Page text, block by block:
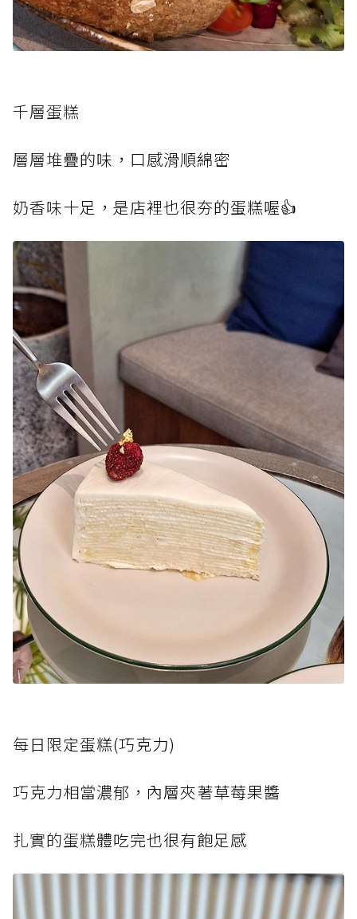
千層蛋糕
層層堆疊的味，口感滑順綿密
奶香味十足，是店裡也很夯的蛋糕喔👍
每日限定蛋糕(巧克力)
巧克力相當濃郁，內層夾著草莓果醬
扎實的蛋糕體吃完也很有飽足感